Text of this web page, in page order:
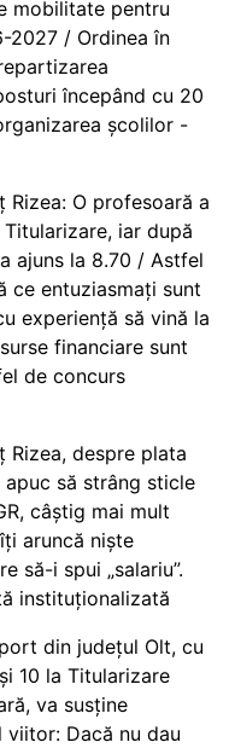
mobilitate pentru
2027 / Ordinea în
începând cu 20
școlilor -
Rizea: O profesoară a
iar după
ajuns la 8.70 / Astfel
ce entuziasmați sunt
experiență să vină la
financiare sunt
de concurs
Rizea, despre plata
să strâng sticle
câștig mai mult
aruncă niște
să-i spui „salariu”.
instituționalizată
din județul Olt, cu
10 la Titularizare
va susține
viitor: Dacă nu dau